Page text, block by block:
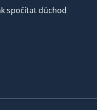
spočítat důchod